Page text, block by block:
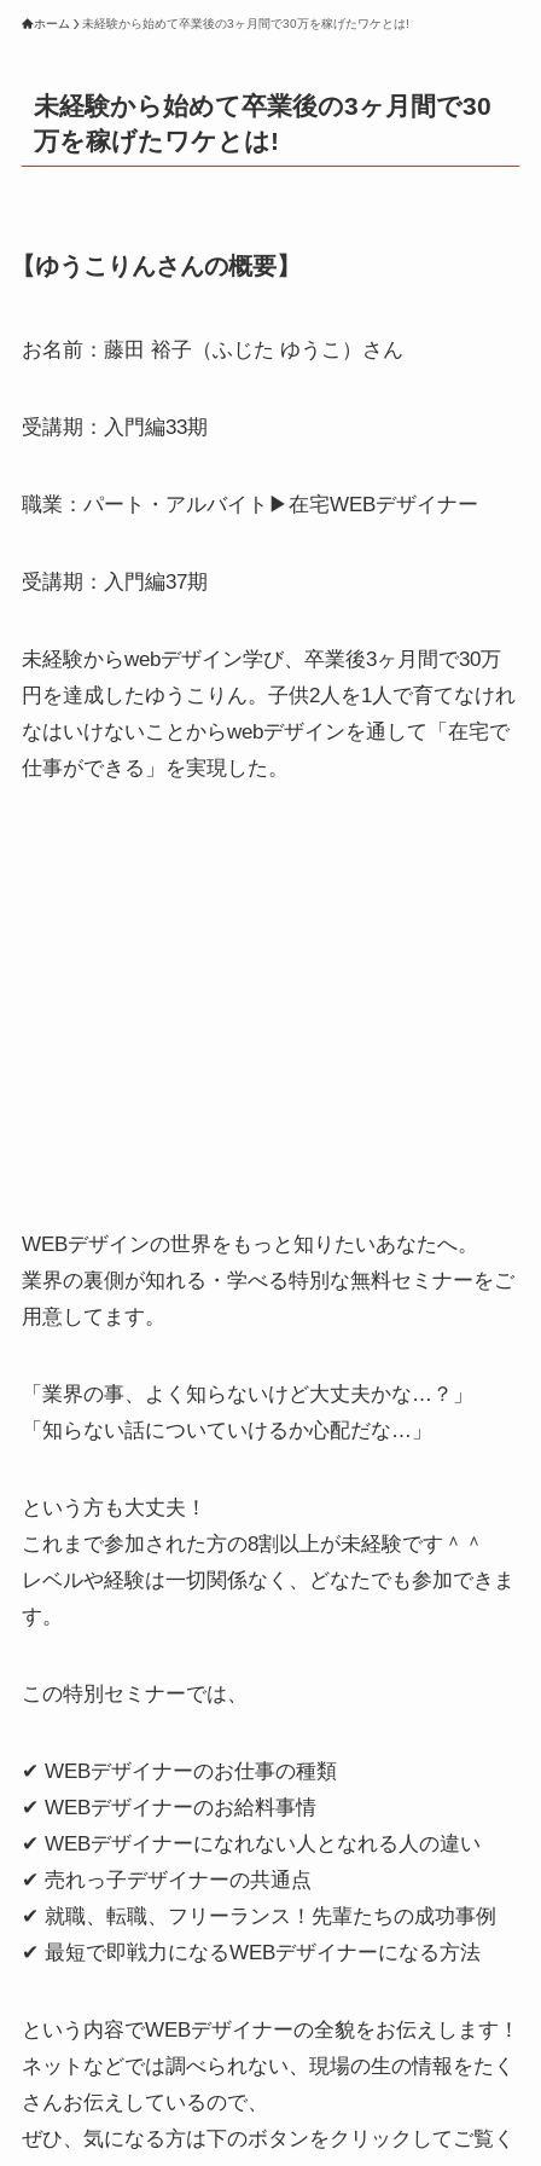
ホーム 未経験から始めて卒業後の3ヶ月間で30万を稼げたワケとは!
未経験から始めて卒業後の3ヶ月間で30
万を稼げたワケとは!
【ゆうこりんさんの概要】
お名前：藤田 裕子（ふじた ゆうこ）さん
受講期：入門編33期
職業：パート・アルバイト▶︎在宅WEBデザイナー
受講期：入門編37期
未経験からwebデザイン学び、卒業後3ヶ月間で30万
円を達成したゆうこりん。子供2人を1人で育てなけれ
なはいけないことからwebデザインを通して「在宅で
仕事ができる」を実現した。
WEBデザインの世界をもっと知りたいあなたへ。
業界の裏側が知れる・学べる特別な無料セミナーをご
用意してます。
「業界の事、よく知らないけど大丈夫かな…？」
「知らない話についていけるか心配だな…」
という方も大丈夫！
これまで参加された方の8割以上が未経験です＾＾
レベルや経験は一切関係なく、どなたでも参加できま
す。
この特別セミナーでは、
✔︎ WEBデザイナーのお仕事の種類
✔︎ WEBデザイナーのお給料事情
✔︎ WEBデザイナーになれない人となれる人の違い
✔︎ 売れっ子デザイナーの共通点
✔︎ 就職、転職、フリーランス！先輩たちの成功事例
✔︎ 最短で即戦力になるWEBデザイナーになる方法
という内容でWEBデザイナーの全貌をお伝えします！
ネットなどでは調べられない、現場の生の情報をたく
さんお伝えしているので、
ぜひ、気になる方は下のボタンをクリックしてご覧く